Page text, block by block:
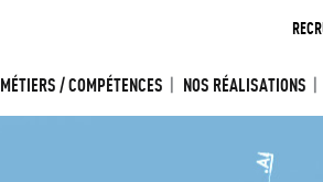
MÉTIERS / COMPÉTENCES NOS RÉALISATIONS